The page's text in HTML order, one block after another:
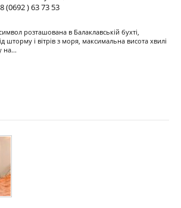
(0692 ) 63 73 53
розташована в Балаклавській бухті,
шторму і вітрів з моря, максимальна висота хвилі
на...